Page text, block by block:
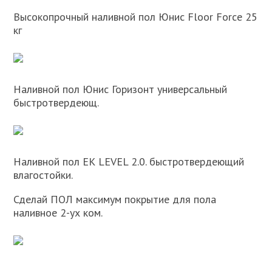
Высокопрочный наливной пол Юнис Floor Force 25
кг
Наливной пол Юнис Горизонт универсальный
быстротвердеющ.
Наливной пол ЕК LEVEL 2.0. быстротвердеющий
влагостойки.
Сделай ПОЛ максимум покрытие для пола
наливное 2-ух ком.